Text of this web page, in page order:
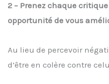
2 – Prenez chaque
opportunité de vous
Au lieu de percevoir
d’être en colère contre